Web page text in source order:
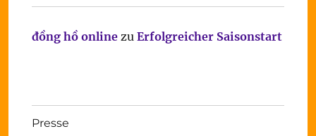
đồng hồ onlinezu Erfolgreicher Saisonstart
Presse